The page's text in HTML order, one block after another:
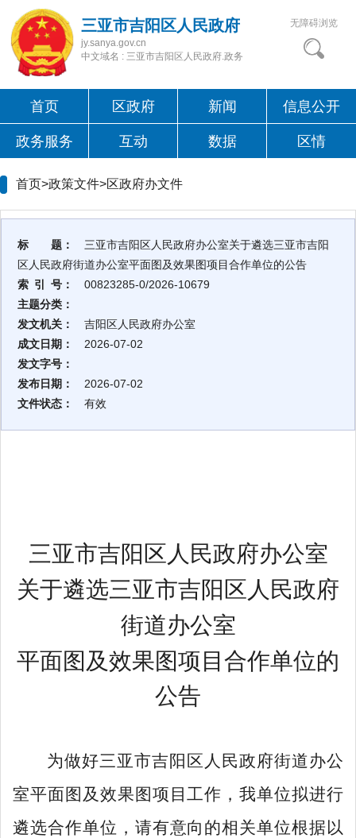
三亚市吉阳区人民政府
jy.sanya.gov.cn
中文域名 : 三亚市吉阳区人民政府.政务
无障碍浏览
首页 区政府 新闻 信息公开
政务服务 互动 数据 区情
首页>政策文件>区政府办文件
标 题：
三亚市吉阳区人民政府办公室关于遴选三亚市吉阳
区人民政府街道办公室平面图及效果图项目合作单位的公告
索 引 号：
00823285-0/2026-10679
主题分类：
发文机关：
吉阳区人民政府办公室
成文日期：
2026-07-02
发文字号：
发布日期：
2026-07-02
文件状态：
有效
三亚市吉阳区人民政府办公室
关于遴选三亚市吉阳区人民政府
街道办公室
平面图及效果图项目合作单位的
公告
为做好三亚市吉阳区人民政府街道办公
室平面图及效果图项目工作 ，我单位拟进行
遴选合作单位 ，请有意向的相关单位根据以